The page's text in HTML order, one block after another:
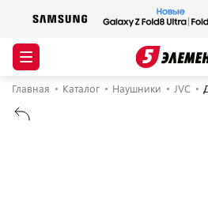
Главная Каталог Наушники JVC